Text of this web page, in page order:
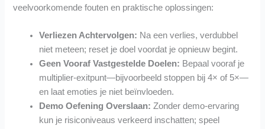
veelvoorkomende fouten en praktische oplossingen:
Verliezen Achtervolgen: Na een verlies, verdubbel
niet meteen; reset je doel voordat je opnieuw begint.
Geen Vooraf Vastgestelde Doelen: Bepaal vooraf je
multiplier‑exitpunt—bijvoorbeeld stoppen bij 4× of 5×—
en laat emoties je niet beïnvloeden.
Demo Oefening Overslaan: Zonder demo-ervaring
kun je risiconiveaus verkeerd inschatten; speel